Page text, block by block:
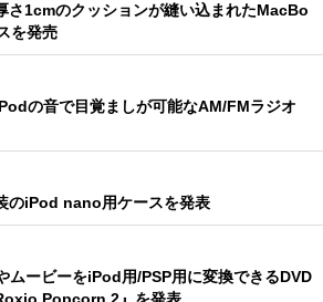
さ1cmのクッションが縫い込まれたMacBo
を発売
の音で目覚ましが可能なAM/FMラジオ
のiPod nano用ケースを発表
ムービーをiPod用/PSP用に変換できるDVD